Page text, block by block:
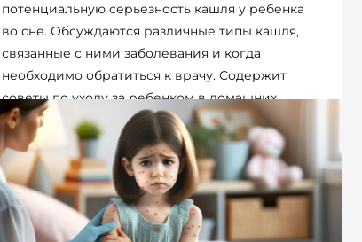
потенциальную серьезность кашля у ребенка
во сне. Обсуждаются различные типы кашля,
связанные с ними заболевания и когда
необходимо обратиться к врачу. Содержит
советы по уходу за ребенком в домашних
условиях и меры профилактики, чтобы
минимизировать кашель в ночное время.
ОПУБЛИКОВАНО ВРОДИТЕЛИ / ДЕТИ
МЕТКИ:
ЗДОРОВЬЕ РЕБЕНКА